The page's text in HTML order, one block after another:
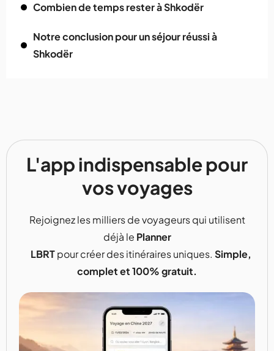
Combien de temps rester à Shkodër
Notre conclusion pour un séjour réussi à
Shkodër
L'app indispensable pour
vos voyages
Rejoignez les milliers de voyageurs qui utilisent
déjà le Planner
LBRTpour créer des itinéraires uniques. Simple,
complet et 100% gratuit.